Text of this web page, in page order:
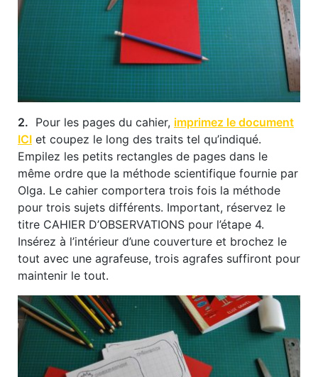
2. Pour les pages du cahier, imprimez le document
ICI et coupez le long des traits tel qu’indiqué.
Empilez les petits rectangles de pages dans le
même ordre que la méthode scientifique fournie par
Olga. Le cahier comportera trois fois la méthode
pour trois sujets différents. Important, réservez le
titre CAHIER D’OBSERVATIONS pour l’étape 4.
Insérez à l’intérieur d’une couverture et brochez le
tout avec une agrafeuse, trois agrafes suffiront pour
maintenir le tout.